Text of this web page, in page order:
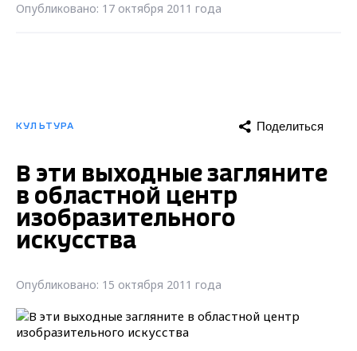
Опубликовано: 17 октября 2011 года
КУЛЬТУРА Поделиться
В эти выходные загляните
в областной центр
изобразительного
искусства
Опубликовано: 15 октября 2011 года